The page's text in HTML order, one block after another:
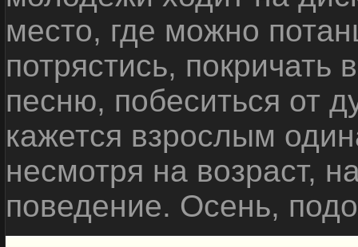
место, где можно
потрястись,
песню, побеситься от
кажется взрослым
несмотря на возраст,
поведение. Осень,